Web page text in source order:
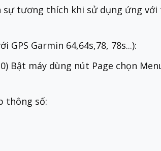
sự tương thích khi sử dụng ứng
Garmin 64,64s,78, 78s...):
Bật máy dùng nút Page chọn
thông số: